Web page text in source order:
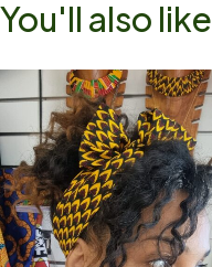
You'll also like